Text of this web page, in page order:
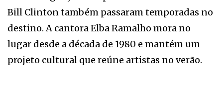
Bill Clinton também passaram temporadas no
destino. A cantora Elba Ramalho mora no
lugar desde a década de 1980 e mantém um
projeto cultural que reúne artistas no verão.